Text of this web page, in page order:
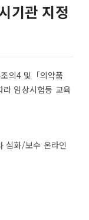
기관 지정
의4 및「의약품
임상시험등 교육
심화/보수 온라인